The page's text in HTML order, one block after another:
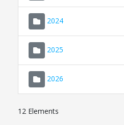
2024
2025
2026
12 Elements